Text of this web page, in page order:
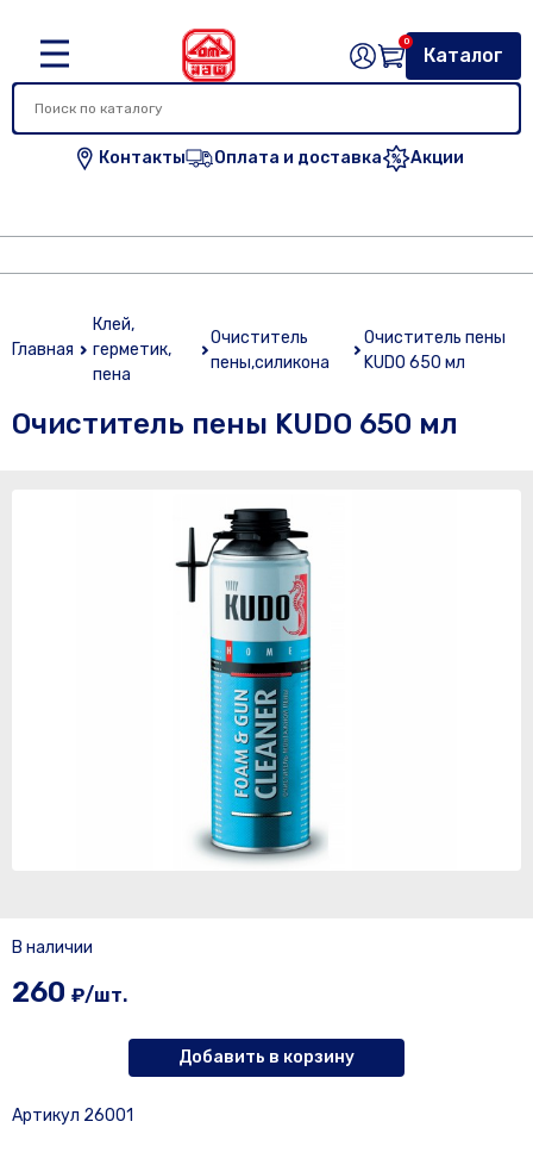
Контакты Оплата и доставка Акции
Каталог
0
Главная
Клей,
герметик,
пена
Очиститель
пены,силикона
Очиститель пены
KUDO 650 мл
Очиститель пены KUDO 650 мл
В наличии
260 ₽/шт.
Добавить в корзину
Артикул 26001